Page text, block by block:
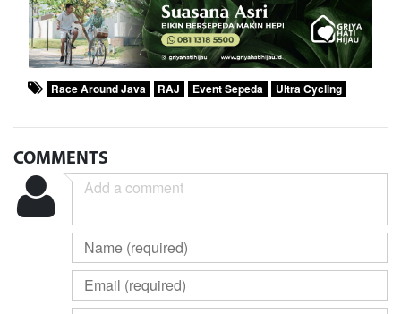
Race Around Java RAJ Event Sepeda Ultra Cycling
COMMENTS